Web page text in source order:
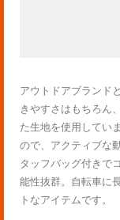
アウトドアブランド
きやすさはもちろん
た生地を使用してい
ので、アクティブな
タッフバッグ付きで
能性抜群。自転車に
トなアイテムです。